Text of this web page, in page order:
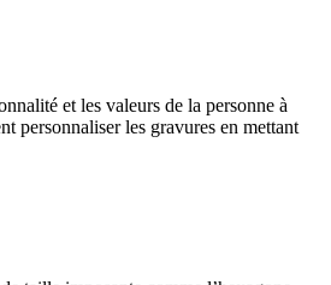
et les valeurs de la personne à
personnaliser les gravures en mettant